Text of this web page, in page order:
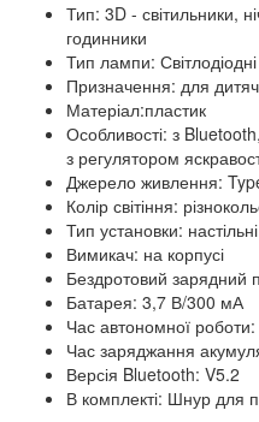
Тип: 3D - світильники,
годинники
Тип лампи:
Призначення: для
Матеріал:пластик
Особливості: з
з регулятором
Джерело живлення:
Колір світіння:
Тип установки: настільні
Вимикач: на корпусі
Бездротовий зарядний
Батарея: 3,7 В/300 мА
Час автономної
Час заряджання
Версія Bluetooth: V5.2
В комплекті: Шнур для